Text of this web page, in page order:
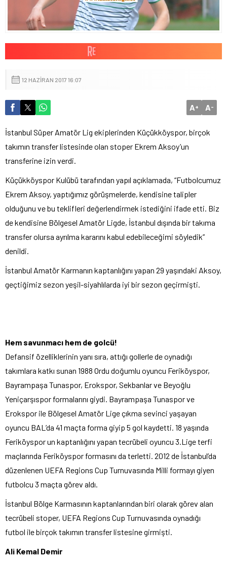
12 HAZIRAN 2017 16:07
A+ A-
İstanbul Süper Amatör Lig ekiplerinden Küçükköyspor, birçok
takımın transfer listesinde olan stoper Ekrem Aksoy’un
transferine izin verdi.
Küçükköyspor Kulübü tarafından yapıl açıklamada, “Futbolcumuz
Ekrem Aksoy, yaptığımız görüşmelerde, kendisine talipler
olduğunu ve bu teklifleri değerlendirmek istediğini ifade etti. Biz
de kendisine Bölgesel Amatör Ligde, İstanbul dışında bir takıma
transfer olursa ayrılma kararını kabul edebileceğimi söyledik”
denildi.
İstanbul Amatör Karmanın kaptanlığını yapan 29 yaşındaki Aksoy,
geçtiğimiz sezon yeşil-siyahlılarda iyi bir sezon geçirmişti.
Hem savunmacı hem de golcü!
Defansif özelliklerinin yanı sıra, attığı gollerle de oynadığı
takımlara katkı sunan 1988 Ordu doğumlu oyuncu Feriköyspor,
Bayrampaşa Tunaspor, Erokspor, Sekbanlar ve Beyoğlu
Yeniçarşıspor formalarını giydi. Bayrampaşa Tunaspor ve
Erokspor ile Bölgesel Amatör Lige çıkma sevinci yaşayan
oyuncu BAL’da 41 maçta forma giyip 5 gol kaydetti. 18 yaşında
Feriköyspor un kaptanlığını yapan tecrübeli oyuncu 3.Lige terfi
maçlarında Feriköyspor formasını da terletti. 2012 de İstanbul’da
düzenlenen UEFA Regions Cup Turnuvasında Milli formayı giyen
futbolcu 3 maçta görev aldı.
İstanbul Bölge Karmasının kaptanlarından biri olarak görev alan
tecrübeli stoper, UEFA Regions Cup Turnuvasında oynadığı
futbol ile birçok takımın transfer listesine girmişti.
Ali Kemal Demir